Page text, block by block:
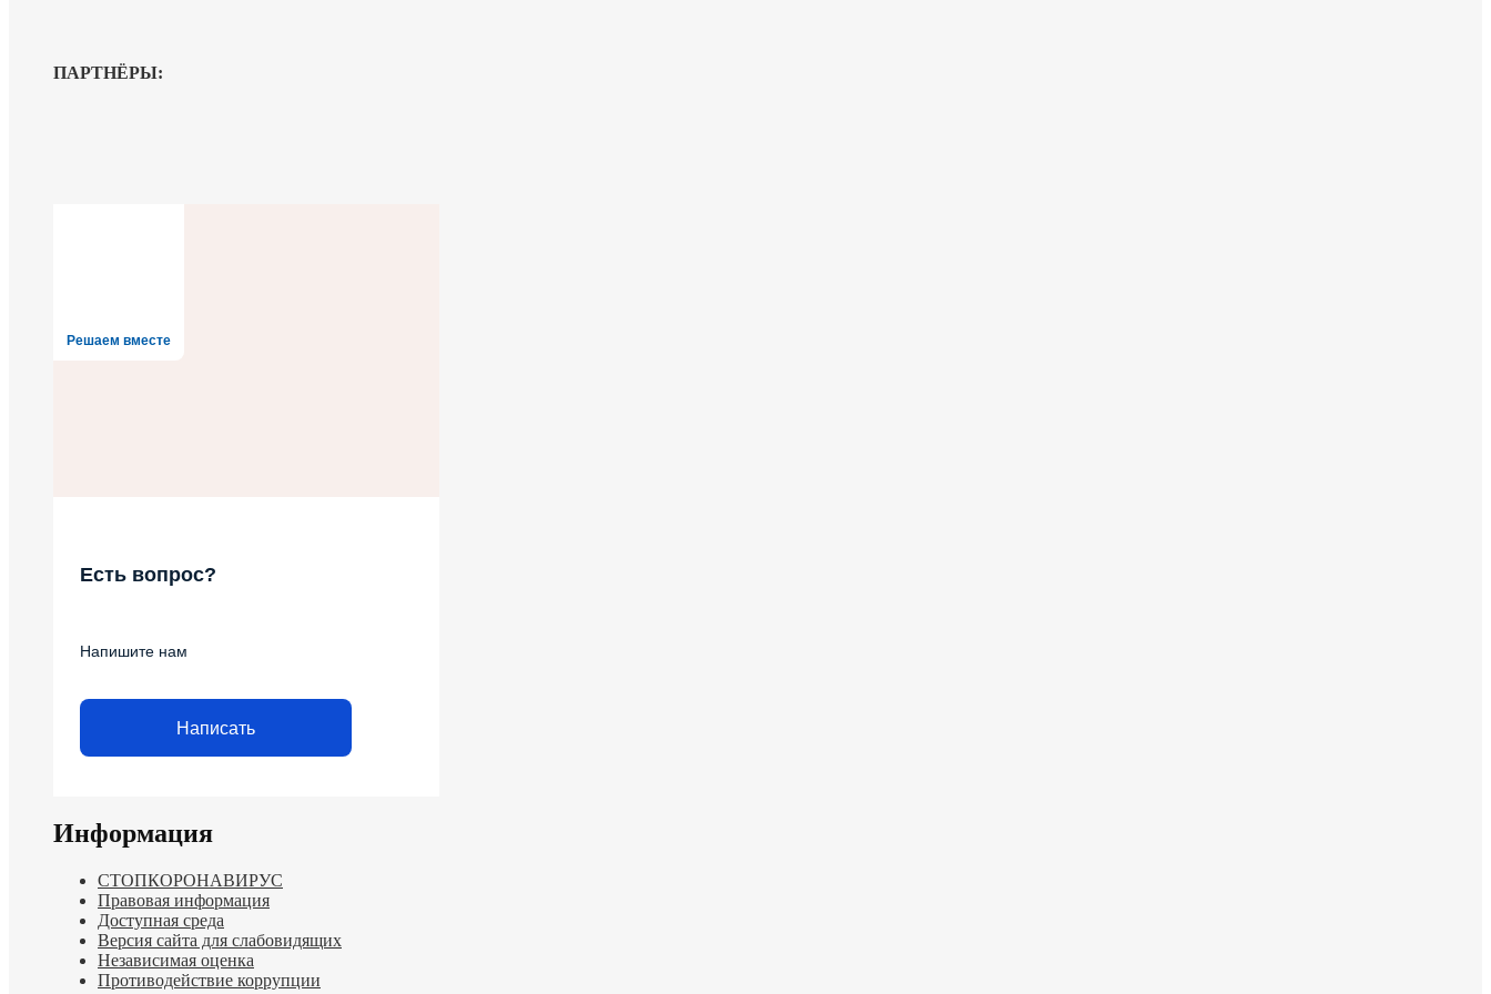
ПАРТНЁРЫ:
Решаем вместе
Есть вопрос?
Напишите нам
Написать
Информация
СТОПКОРОНАВИРУС
Правовая информация
Доступная среда
Версия сайта для слабовидящих
Независимая оценка
Противодействие коррупции